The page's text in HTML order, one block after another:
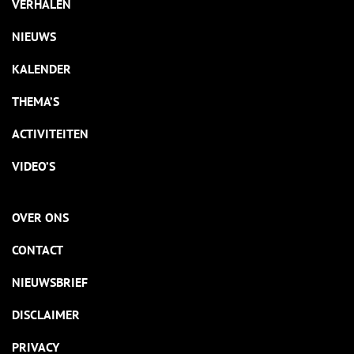
VERHALEN
NIEUWS
KALENDER
THEMA’S
ACTIVITEITEN
VIDEO’S
OVER ONS
CONTACT
NIEUWSBRIEF
DISCLAIMER
PRIVACY